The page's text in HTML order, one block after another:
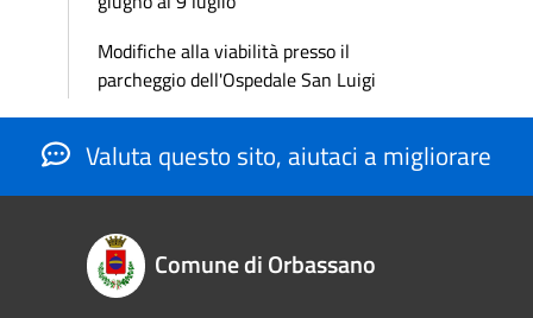
Modifiche alla viabilità presso il
parcheggio dell'Ospedale San Luigi
Valuta questo sito, aiutaci a migliorare
Comune di Orbassano